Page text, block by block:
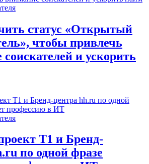
статус «Открытый
чтобы привлечь
и ускорить
T1 и Бренд-
по одной фразе